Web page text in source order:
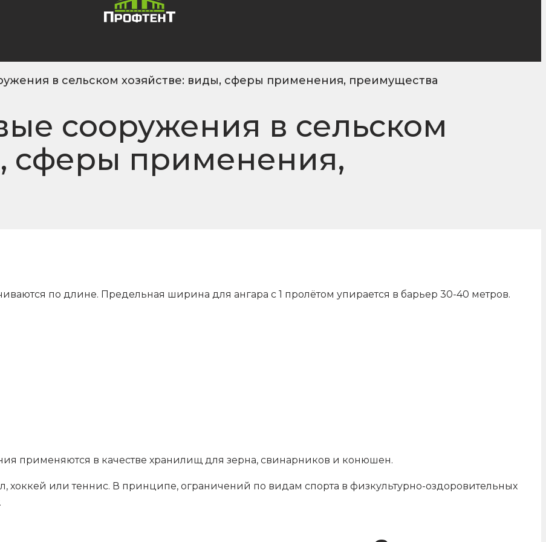
в сельском хозяйстве: виды, сферы применения, преимущества
сооружения в сельском
сферы применения,
по длине. Предельная ширина для ангара с 1 пролётом упирается в барьер 30-40 метров.
применяются в качестве хранилищ для зерна, свинарников и конюшен.
хоккей или теннис. В принципе, ограничений по видам спорта в физкультурно-оздоровительных